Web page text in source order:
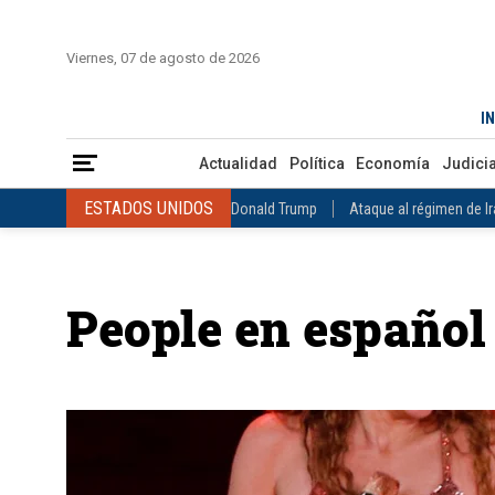
Viernes, 07 de agosto de 2026
Actualidad Política Economía Judicial
ESTADOS UNIDOS Donald Trump Ataque al régimen de
VENEZUELA Juicio contra Maduro Terremoto en
Claudia Sheinbaum Mundial 2026
ESTADOS UNIDOS
INTERNACIONAL Raúl Castro José Luis Rodríguez Zapatero
COLOMBIA Elecciones Presidenciales en Colombia Gustavo
People en español